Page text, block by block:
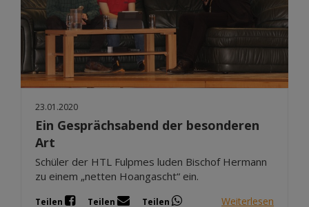
23.01.2020
Ein Gesprächsabend der besonderen
Art
Schüler der HTL Fulpmes luden Bischof Hermann
zu einem „netten Hoangascht“ ein.
Teilen Teilen Teilen Weiterlesen